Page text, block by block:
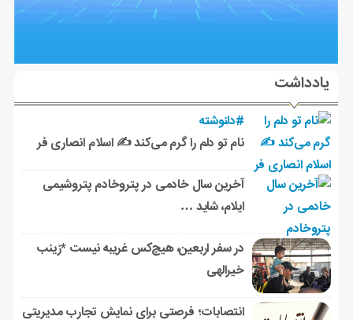
یادداشت
#دلنوشته
نام تو دلم را گرم می‌کند ✍️ اسلام انصاری فر
آخرین سال خادمی در پتروخادم پتروشیمی
ایلام، شاید …
در سفر اربعین، هیچ‌کس غریبه نیست *زینب
خیرالهی
انتصابات؛ فرصتی برای نمایش تجارب مدیریتی